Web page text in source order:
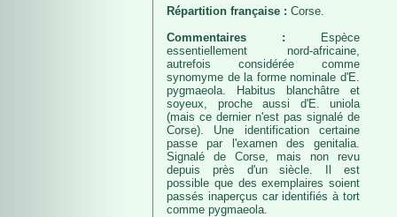
Répartition française : Corse.
Commentaires :
Espèce
essentiellement nord-africaine,
autrefois considérée comme
synomyme de la forme nominale d'E.
pygmaeola. Habitus blanchâtre et
soyeux, proche aussi d'E. uniola
(mais ce dernier n'est pas signalé de
Corse). Une identification certaine
passe par l'examen des genitalia.
Signalé de Corse, mais non revu
depuis près d'un siècle. Il est
possible que des exemplaires soient
passés inaperçus car identifiés à tort
comme pygmaeola.